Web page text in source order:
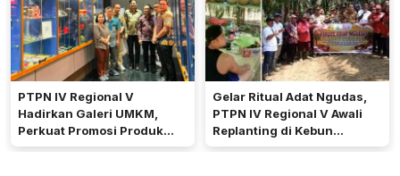
PTPN IV Regional V
Hadirkan Galeri UMKM,
Perkuat Promosi Produk
Mitra Binaan Melalui Inovasi
Gelar Ritual Adat Ngudas,
PTPN IV Regional V Awali
Replanting di Kebun
Kembayan